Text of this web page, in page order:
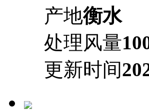
产地衡水
处理风量
更新时间